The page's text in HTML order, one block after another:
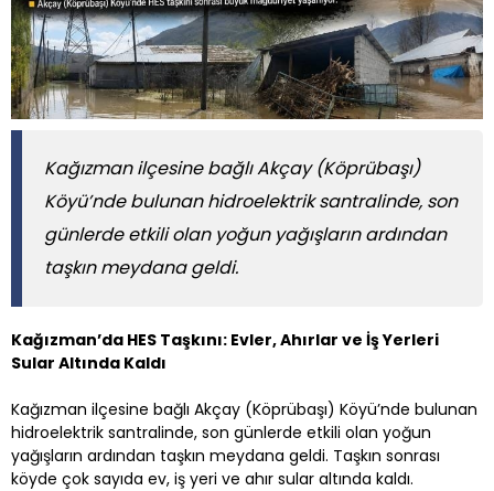
Kağızman ilçesine bağlı Akçay (Köprübaşı)
Köyü’nde bulunan hidroelektrik santralinde, son
günlerde etkili olan yoğun yağışların ardından
taşkın meydana geldi.
Kağızman’da HES Taşkını: Evler, Ahırlar ve İş Yerleri
Sular Altında Kaldı
Kağızman ilçesine bağlı Akçay (Köprübaşı) Köyü’nde bulunan
hidroelektrik santralinde, son günlerde etkili olan yoğun
yağışların ardından taşkın meydana geldi. Taşkın sonrası
köyde çok sayıda ev, iş yeri ve ahır sular altında kaldı.